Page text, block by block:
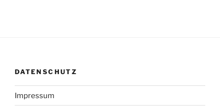
DATENSCHUTZ
Impressum